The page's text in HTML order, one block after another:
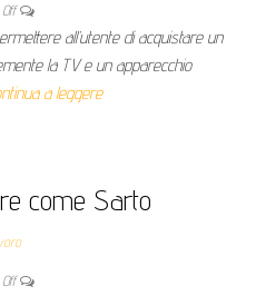
Off
all’utente di acquistare un
la TV e un apparecchio
a leggere
come Sarto
Off